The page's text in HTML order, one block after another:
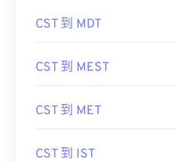
CST 到 MDT
CST 到 MEST
CST 到 MET
CST 到 IST